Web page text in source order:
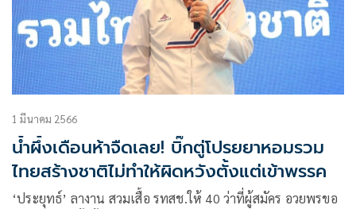
1 มีนาคม 2566
น้ำผึ้งเดือนห้าจืดเลย! บิ๊กตู่โปรยยาหอมรวม
ไทยสร้างชาติไม่ทำให้ผิดหวังตั้งแต่เข้าพรรค
‘ประยุทธ์’ ลางาน สวมเสื้อ รทสช.ให้ 40 ว่าที่ผู้สมัคร อวยพรขอ